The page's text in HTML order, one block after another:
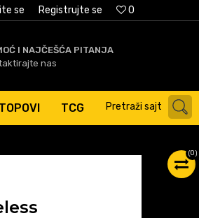
0
se Registrujte se
I NAJČEŠĆA PITANJA
nas
TCG Pretraži sajt
(0)